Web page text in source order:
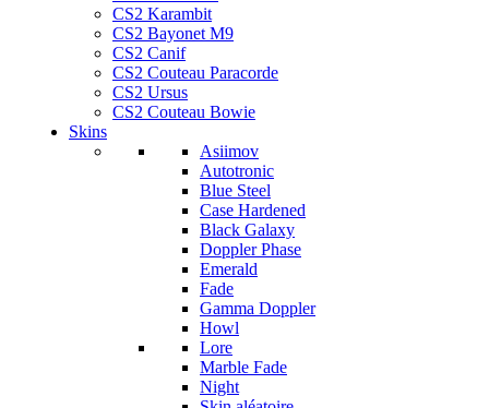
CS2 Karambit
CS2 Bayonet M9
CS2 Canif
CS2 Couteau Paracorde
CS2 Ursus
CS2 Couteau Bowie
Skins
Asiimov
Autotronic
Blue Steel
Case Hardened
Black Galaxy
Doppler Phase
Emerald
Fade
Gamma Doppler
Howl
Lore
Marble Fade
Night